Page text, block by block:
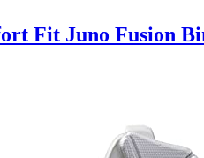
Fit Juno Fusion